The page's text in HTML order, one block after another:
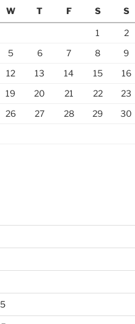
W T F S S
1
2
5 6 7 8
9
12 13 14 15
16
19 20 21 22
23
26 27 28 29
30